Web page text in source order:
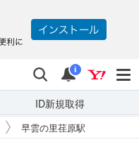
検索 通知
i
ID新規取得
早雲の里荏原駅